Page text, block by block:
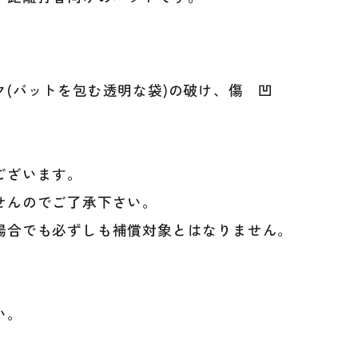
(バットを包む透明な袋)の破け、傷 凹
います。
のでご了承下さい。
でも必ずしも補償対象とはなりません。